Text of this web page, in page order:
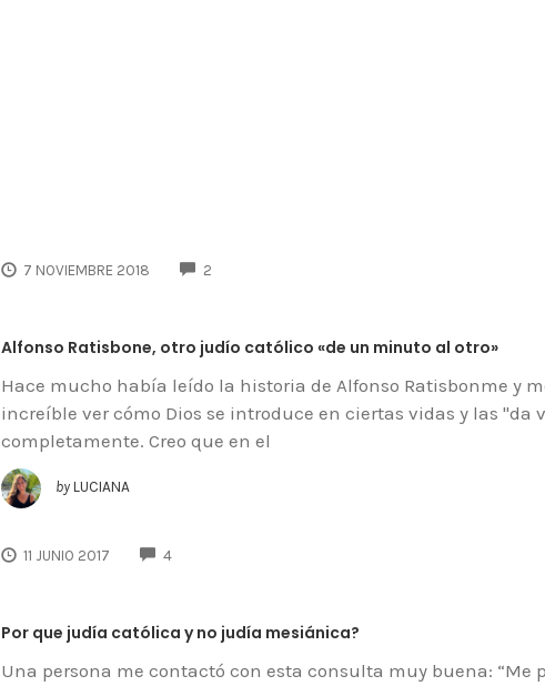
7 NOVIEMBRE 2018 2
Alfonso Ratisbone, otro judío católico «de un minuto al otro»
Hace mucho había leído la historia de Alfonso Ratisbonme y
increíble ver cómo Dios se introduce en ciertas vidas y las "da
completamente. Creo que en el
by LUCIANA
11 JUNIO 2017 4
Por que judía católica y no judía mesiánica?
Una persona me contactó con esta consulta muy buena: “Me